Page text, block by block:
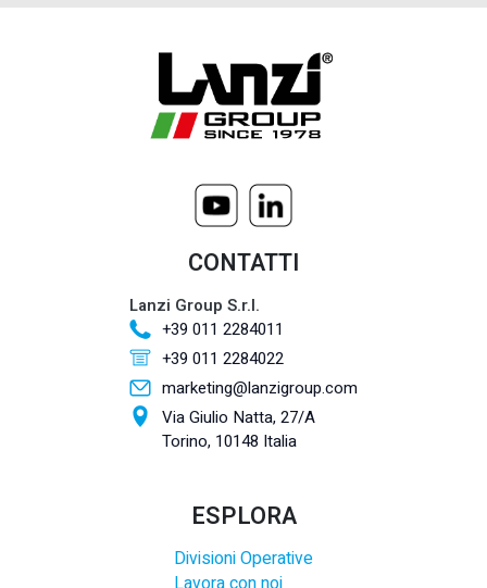
CONTATTI
Lanzi Group S.r.l.
+39 011 2284011
+39 011 2284022
marketing@lanzigroup.com
Via Giulio Natta, 27/A
Torino, 10148 Italia
ESPLORA
Divisioni Operative